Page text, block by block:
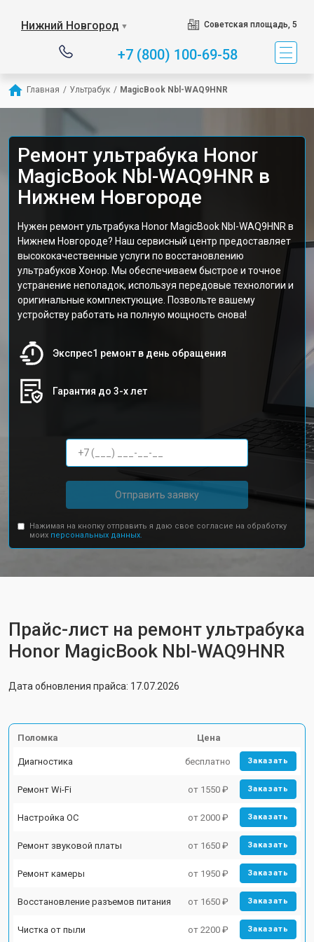
Нижний Новгород ▼ Советская площадь, 5
+7 (800) 100-69-58
Главная / Ультрабук / MagicBook Nbl-WAQ9HNR
Ремонт ультрабука Honor
MagicBook Nbl-WAQ9HNR в
Нижнем Новгороде
Нужен ремонт ультрабука Honor MagicBook Nbl-WAQ9HNR в
Нижнем Новгороде? Наш сервисный центр предоставляет
высококачественные услуги по восстановлению
ультрабуков Хонор. Мы обеспечиваем быстрое и точное
устранение неполадок, используя передовые технологии и
оригинальные комплектующие. Позвольте вашему
устройству работать на полную мощность снова!
Экспрес1 ремонт в день обращения
Гарантия до 3-х лет
Отправить заявку
Нажимая на кнопку отправить я даю свое согласие на обработку
моих персональных данных.
Прайс-лист на ремонт ультрабука
Honor MagicBook Nbl-WAQ9HNR
Дата обновления прайса: 17.07.2026
Поломка Цена
Диагностика бесплатно Заказать
Ремонт Wi-Fi от 1550 ₽ Заказать
Настройка ОС от 2000 ₽ Заказать
Ремонт звуковой платы от 1650 ₽ Заказать
Ремонт камеры от 1950 ₽ Заказать
Восстановление разъемов питания от 1650 ₽ Заказать
Чистка от пыли от 2200 ₽ Заказать